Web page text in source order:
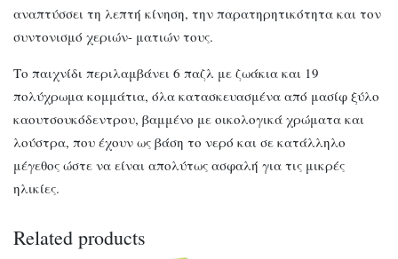
αναπτύσσει τη λεπτή κίνηση, την παρατηρητικότητα και τον
συντονισμό χεριών- ματιών τους.
Το παιχνίδι περιλαμβάνει 6 παζλ με ζωάκια και 19
πολύχρωμα κομμάτια, όλα κατασκευασμένα από μασίφ ξύλο
καουτσουκόδεντρου, βαμμένο με οικολογικά χρώματα και
λούστρα, που έχουν ως βάση το νερό και σε κατάλληλο
μέγεθος ώστε να είναι απολύτως ασφαλή για τις μικρές
ηλικίες.
Related products